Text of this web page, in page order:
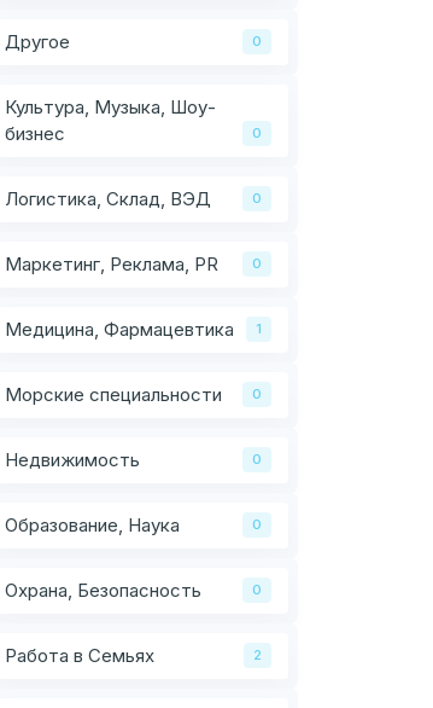
Другое 0
Культура, Музыка, Шоу-
бизнес
0
Логистика, Склад, ВЭД 0
Маркетинг, Реклама, PR 0
Медицина, Фармацевтика 1
Морские специальности 0
Недвижимость 0
Образование, Наука 0
Охрана, Безопасность 0
Работа в Семьях 2